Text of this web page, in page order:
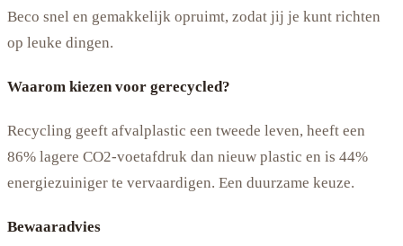
Beco snel en gemakkelijk opruimt, zodat jij je kunt richten
op leuke dingen.
Waarom kiezen voor gerecycled?
Recycling geeft afvalplastic een tweede leven, heeft een
86% lagere CO2-voetafdruk dan nieuw plastic en is 44%
energiezuiniger te vervaardigen. Een duurzame keuze.
Bewaaradvies